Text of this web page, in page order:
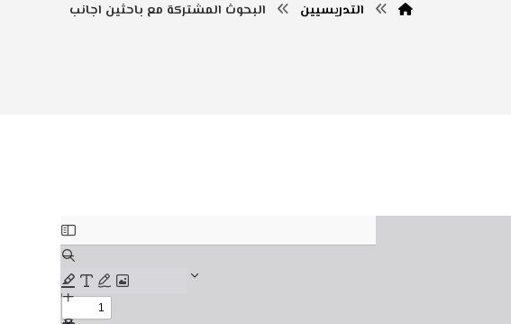
التدريسيين البحوث المشتركة مع باحثين اجانب